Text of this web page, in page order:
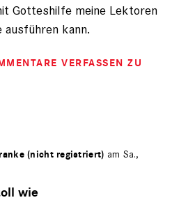
Gotteshilfe meine Lektoren
ausführen kann.
VERFASSEN ZU
(nicht registriert) am Sa.,
wie